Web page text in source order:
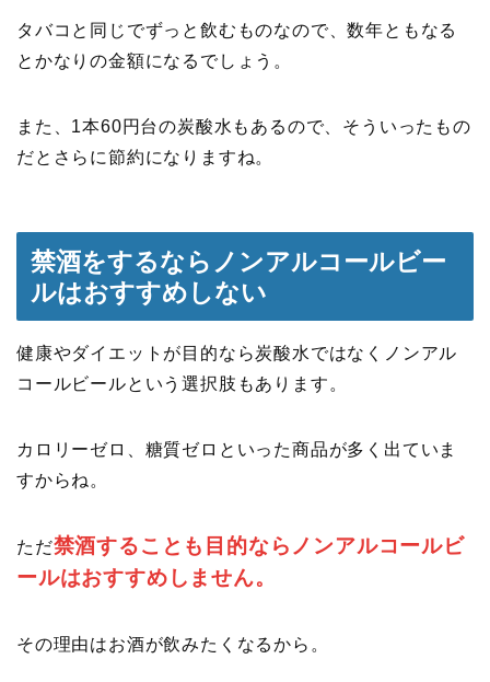
タバコと同じでずっと飲むものなので、数年ともなる
とかなりの金額になるでしょう。
また、1本60円台の炭酸水もあるので、そういったもの
だとさらに節約になりますね。
禁酒をするならノンアルコールビー
ルはおすすめしない
健康やダイエットが目的なら炭酸水ではなくノンアル
コールビールという選択肢もあります。
カロリーゼロ、糖質ゼロといった商品が多く出ていま
すからね。
ただ禁酒することも目的ならノンアルコールビ
ールはおすすめしません。
その理由はお酒が飲みたくなるから。